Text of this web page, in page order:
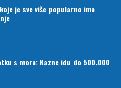
je sve više popularno ima
s mora: Kazne idu do 500.000